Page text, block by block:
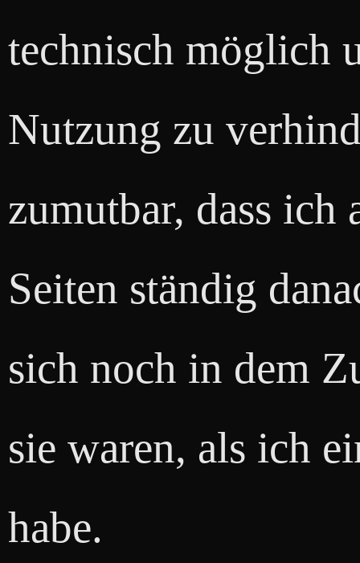
technisch möglich
Nutzung zu
zumutbar, dass
Seiten ständig
sich noch in dem
sie waren, als ich
habe.